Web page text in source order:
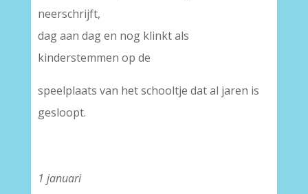
neerschrijft,
dag aan dag en nog klinkt als
kinderstemmen op de
speelplaats van het schooltje dat al jaren is
gesloopt.
1 januari